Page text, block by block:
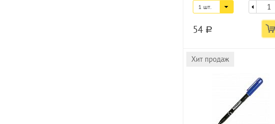
1 шт.
54 a
Хит продаж